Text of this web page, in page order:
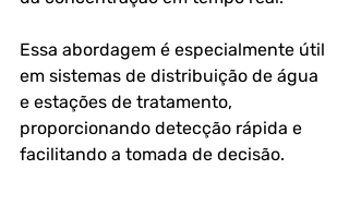
Essa abordagem é especialmente útil
em sistemas de distribuição de água
e estações de tratamento,
proporcionando detecção rápida e
facilitando a tomada de decisão.